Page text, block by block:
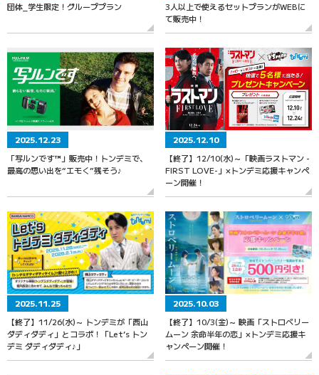
団体_学生限定！グループプラン
3人以上で使えるセットプランがWEBに
て販売中！
2025.12.23
「写ルンです™」販売中！トンデミで、
最高の思い出を“エモく”残そう♪
2025.12.10
【終了】12/10(水)～「映画ラストマン -
FIRST LOVE-」×トンデミ応援キャンペ
ーン開催！
2025.11.25
【終了】11/26(水)～ トンデミが「西山
ダディダディ」とコラボ！「Let’s トン
デミ ダディダディ♪」
2025.10.03
【終了】10/3(金)～ 映画「ストロベリー
ムーン 余命半年の恋」×トンデミ応援キ
ャンペーン開催！